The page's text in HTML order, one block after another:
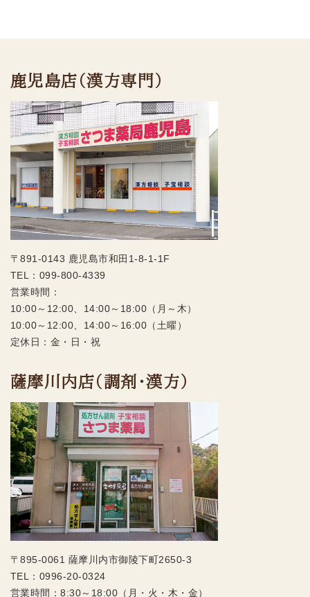
鹿児島店（漢方専門）
〒891-0143 鹿児島市和田1-8-1-1F
TEL： 099-800-4339
営業時間：
10:00～12:00、14:00～18:00（月～木）
10:00～12:00、14:00～16:00（土曜）
定休日：金・日・祝
薩摩川内店（調剤・漢方）
〒895-0061 薩摩川内市御陵下町2650-3
TEL： 0996-20-0324
営業時間：8:30～18:00（月・火・木・金）